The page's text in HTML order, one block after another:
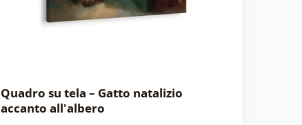
Quadro su tela – Gatto natalizio
accanto all'albero